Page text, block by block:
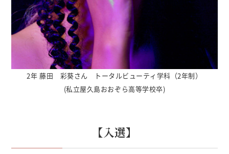
2年 藤田 彩葵さん トータルビューティ学科（2年制）
(私立屋久島おおぞら高等学校卒)
【入選】